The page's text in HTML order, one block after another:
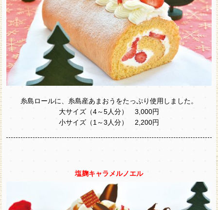
糸島ロールに、糸島産あまおうをたっぷり使用しました。
大サイズ（4～5人分） 3,000円
小サイズ（1～3人分） 2,200円
塩麹キャラメルノエル